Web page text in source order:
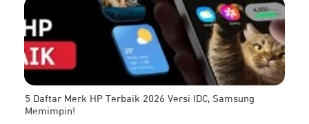
5 Daftar Merk HP Terbaik 2026 Versi IDC, Samsung
Memimpin!